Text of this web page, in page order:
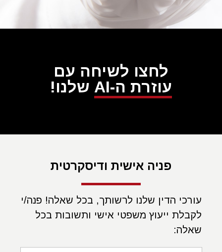
לחצו לשיחה עם
עוזרת ה-AI
שלנו!
פניה אישית ודיסקרטית
עורכי הדין שלנו לרשותך, בכל שאלה! פנה/י
לקבלת ייעוץ משפטי אישי ותשובות בכל
שאלה: